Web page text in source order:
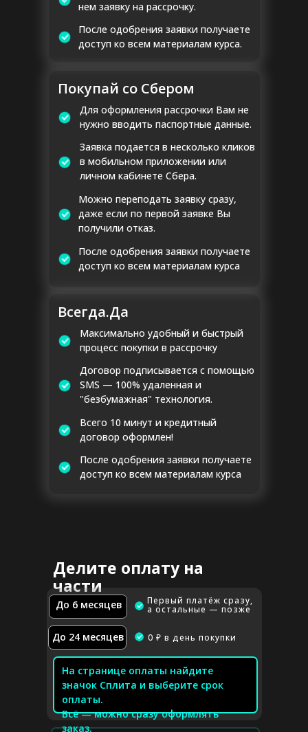
Покупай со Сбером
Всегда.Да
Для оформления рассрочки Вам не
нужно вводить паспортные данные.
Заявка подается в несколько кликов
в мобильном приложении или
личном кабинете Сбера.
Можно переподать заявку сразу,
даже если по первой заявке Вы
получили отказ.
Максимально удобный и быстрый
процесс покупки в рассрочку
Всего 10 минут и кредитный
договор оформлен!
Договор подписывается с помощью
SMS — 100% удаленная и
"безбумажная" технология.
нем заявку на рассрочку.
После одобрения заявки получаете
доступ ко всем материалам курса.
После одобрения заявки получаете
доступ ко всем материалам курса
После одобрения заявки получаете
доступ ко всем материалам курса
Делите оплату на
части
Первый платёж сразу,
а остальные — позже
До 6 месяцев
До 24 месяцев 0 ₽ в день покупки
На странице оплаты найдите
значок Сплита и выберите срок
оплаты.
Всё — можно сразу оформлять
заказ.